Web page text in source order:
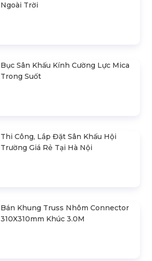
Ngoài Trời
Bục Sân Khấu Kính Cường Lực Mica
Trong Suốt
Thi Công, Lắp Đặt Sân Khấu Hội
Trường Giá Rẻ Tại Hà Nội
Bán Khung Truss Nhôm Connector
310X310mm Khúc 3.0M